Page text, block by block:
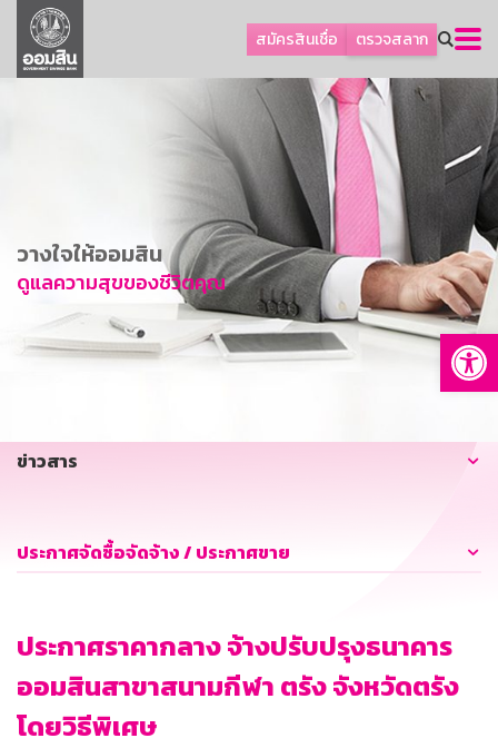
สมัครสินเชื่อ ตรวจสลาก
ลูกค้าธุรกิจ
ลูกค้าผู้ประกอบรายย่อย
การพัฒนาที่ยั่งยืน
ข่าวสาร
บริการทางการเงิน
อื่นๆ
วางใจให้ออมสิน
ดูแลความสุขของชีวิตคุณ
ข่าวสาร
ประกาศจัดซื้อจัดจ้าง / ประกาศขาย
ประกาศราคากลาง จ้างปรับปรุงธนาคาร
ออมสินสาขาสนามกีฬา ตรัง จังหวัดตรัง
โดยวิธีพิเศษ